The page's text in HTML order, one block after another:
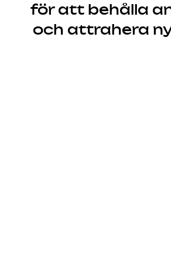
för att behålla
och attrahera